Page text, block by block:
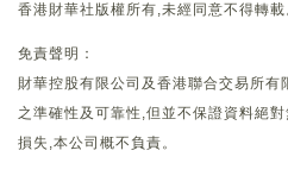
香港財華社版權所有,未經同意不得轉載
免責聲明：
財華控股有限公司及香港聯合交易所
之準確性及可靠性,但並不保證資料絕
損失,本公司概不負責。